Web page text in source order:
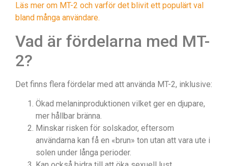
Läs mer om MT-2 och varför det blivit ett populärt val
bland många användare.
Vad är fördelarna med MT-
2?
Det finns flera fördelar med att använda MT-2, inklusive:
Ökad melaninproduktionen vilket ger en djupare,
mer hållbar bränna.
Minskar risken för solskador, eftersom
användarna kan få en «brun» ton utan att vara ute i
solen under långa perioder.